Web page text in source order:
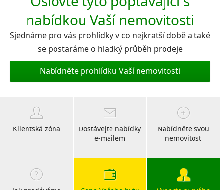
nabídkou Vaší nemovitosti
Sjednáme pro vás prohlídky v co nejkratší době a také
se postaráme o hladký průběh prodeje
Nabídněte prohlídku Vaší nemovitosti
Klientská zóna
Dostávejte nabídky
e-mailem
Nabídněte svou
nemovitost